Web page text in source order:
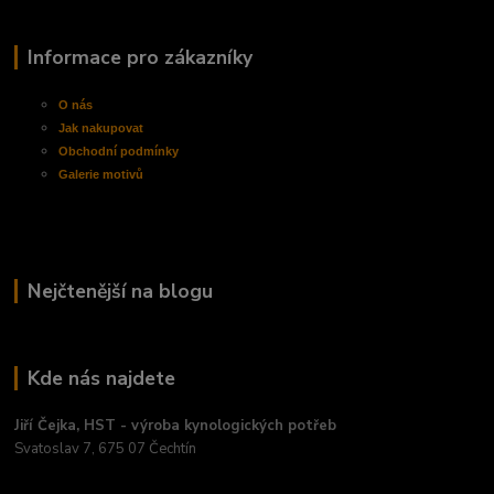
Informace pro zákazníky
O nás
Jak nakupovat
Obchodnípodmínky
Galerie motivů
Nejčtenější na blogu
Kde nás najdete
Jiří Čejka, HST - výroba kynologických potřeb
Svatoslav 7, 675 07 Čechtín